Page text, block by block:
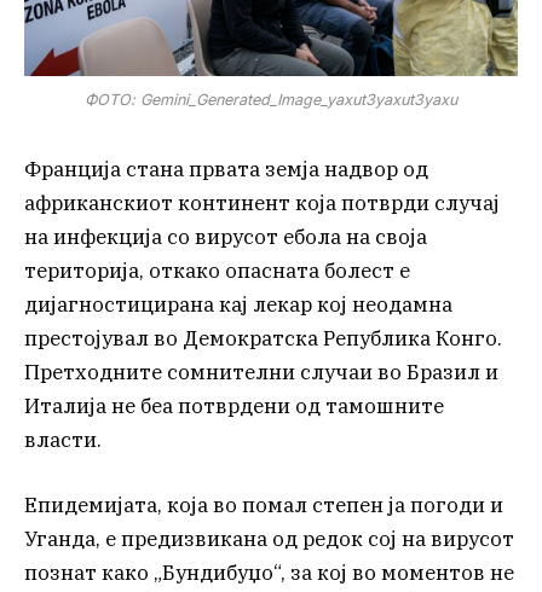
ФОТО: Gemini_Generated_Image_yaxut3yaxut3yaxu
Франција стана првата земја надвор од
африканскиот континент која потврди случај
на инфекција со вирусот ебола на своја
територија, откако опасната болест е
дијагностицирана кај лекар кој неодамна
престојувал во Демократска Република Конго.
Претходните сомнителни случаи во Бразил и
Италија не беа потврдени од тамошните
власти.
Епидемијата, која во помал степен ја погоди и
Уганда, е предизвикана од редок сој на вирусот
познат како „Бундибуџо“, за кој во моментов не